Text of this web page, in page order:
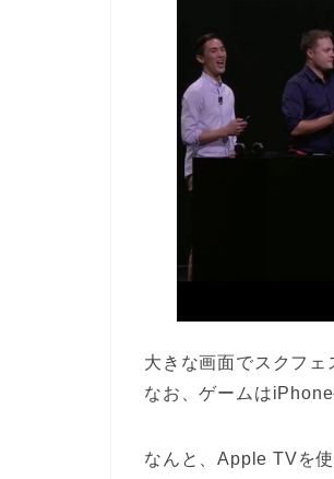
大きな画面でスクフェ
なお、ゲームは
なんと、Apple TVを